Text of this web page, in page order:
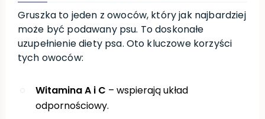
Gruszka to jeden z owoców, który jak najbardziej
może być podawany psu. To doskonałe
uzupełnienie diety psa. Oto kluczowe korzyści
tych owoców:
Witamina A i C – wspierają układ
odpornościowy.